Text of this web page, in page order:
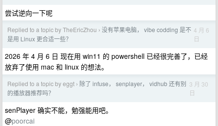
尝试逆向一下呢
Replied to a topic by TheEricZhou › 没有苹果电脑， vibe codding 是不
是用 Linux 更合适一些？
4 月 6
日
2026 年 4 月 6 日 现在用 win11 的 powershell 已经很完善了，已经
放弃了使用 mac 和 linux 的想法。
Replied to a topic by eggt › 除了 infuse， senplayer， vidhub 还有别
的播放器推荐吗？
3 月 30
日
senPlayer 确实不能，勉强能用吧。
@poorcai